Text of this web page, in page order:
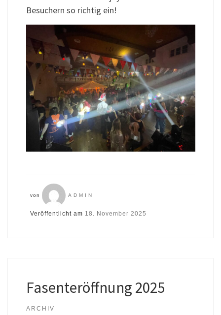
Besuchern so richtig ein!
von ADMIN
Veröffentlicht am 18. November 2025
Fasenteröffnung 2025
ARCHIV